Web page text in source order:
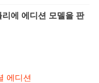
에 에디션 모델을 판
에디션